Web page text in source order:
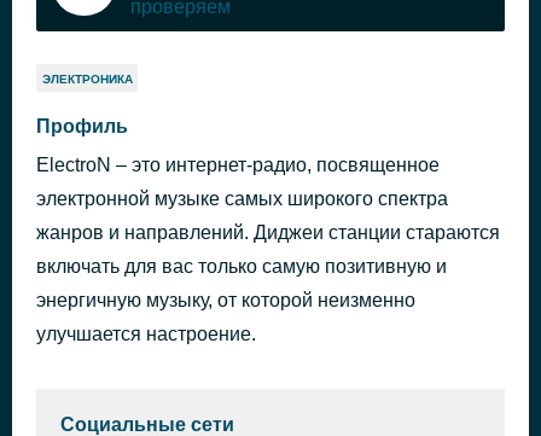
проверяем
ЭЛЕКТРОНИКА
Профиль
ElectroN – это интернет-радио, посвященное
электронной музыке самых широкого спектра
жанров и направлений. Диджеи станции стараются
включать для вас только самую позитивную и
энергичную музыку, от которой неизменно
улучшается настроение.
Социальные сети